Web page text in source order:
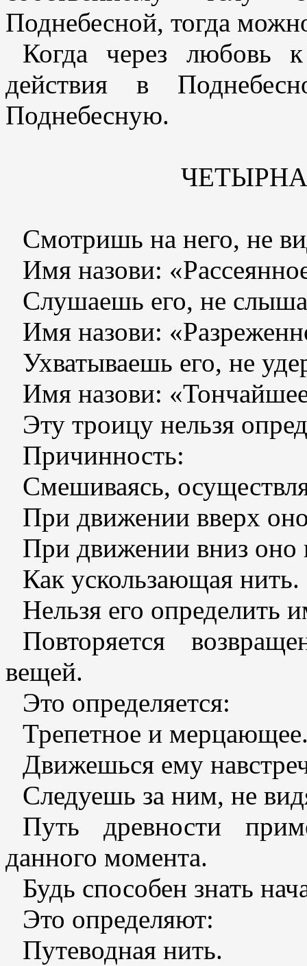
Поднебесной, тогда
Когда через любовь
действия в
Поднебесную.
Смотришь на него, не
Имя назови:
Слушаешь его, не
Имя назови:
Ухватываешь его, не
Имя назови:
Эту троицу нельзя
Причинность:
Смешиваясь,
При движении вверх
При движении вниз оно
Как ускользающая нить.
Нельзя его определить
Повторяется
вещей.
Это определяется:
Трепетное и
Движешься ему
Следуешь за ним, не
Путь древности
данного момента.
Будь способен знать
Это определяют:
Путеводная нить.